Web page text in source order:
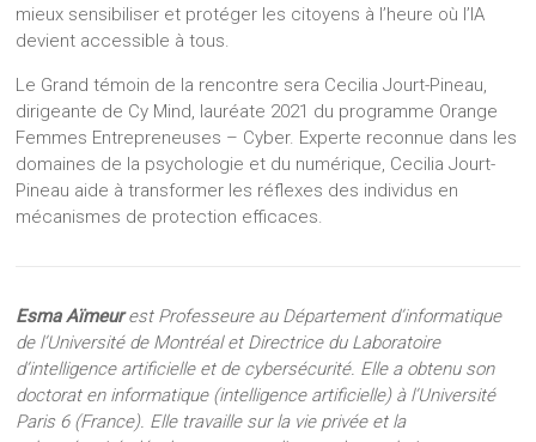
mieux sensibiliser et protéger les citoyens à l’heure où l’IA
devient accessible à tous.
Le Grand témoin de la rencontre sera Cecilia Jourt-Pineau,
dirigeante de Cy Mind, lauréate 2021 du programme Orange
Femmes Entrepreneuses – Cyber. Experte reconnue dans les
domaines de la psychologie et du numérique, Cecilia Jourt-
Pineau aide à transformer les réflexes des individus en
mécanismes de protection efficaces.
Esma Aïmeurest Professeure au Département d’informatique
de l’Université de Montréal et Directrice du Laboratoire
d’intelligence artificielle et de cybersécurité. Elle a obtenu son
doctorat en informatique (intelligence artificielle) à l’Université
Paris 6 (France). Elle travaille sur la vie privée et la